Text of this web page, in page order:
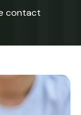
contact